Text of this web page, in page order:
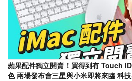
蘋果配件獨立開賣！買得到有 Touch
色 兩場發布會三星與小米即將來臨 科